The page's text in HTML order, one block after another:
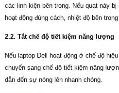
các linh kiện bên trong. Nếu quạt này
hoạt động đúng cách, nhiệt độ bên
2.2. Tắt chế độ tiết kiệm năng lượng
Nếu laptop Dell hoạt động ở chế độ
chuyển sang chế độ tiết kiệm năng
dẫn đến sự nóng lên nhanh chóng.